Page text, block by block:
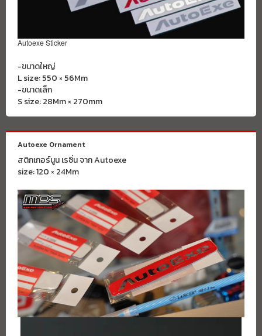
Autoexe Sticker
-ขนาดใหญ่
L size: 550 × 56Mm
-ขนาดเล็ก
S size: 28Mm × 270mm
Autoexe Ornament
สติกเกอร์นูน เรซิ่น จาก Autoexe
size: 120 × 24Mm